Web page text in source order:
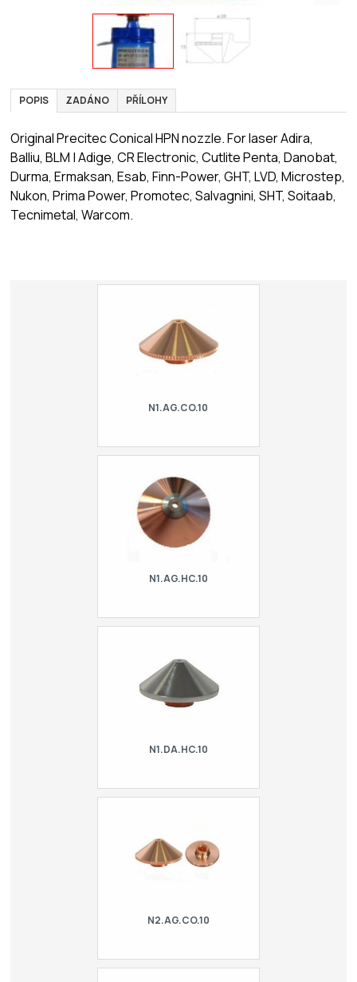
POPIS ZADÁNO PŘÍLOHY
Original Precitec Conical HPN nozzle. For laser Adira,
Balliu, BLM | Adige, CR Electronic, Cutlite Penta, Danobat,
Durma, Ermaksan, Esab, Finn-Power, GHT, LVD, Microstep,
Nukon, Prima Power, Promotec, Salvagnini, SHT, Soitaab,
Tecnimetal, Warcom.
N1.AG.CO.10
Durma, Ermaksan, Esab, Finn-Power,
GHT, LVD, …
N1.AG.HC.10
Ermaksa…
N1.DA.HC.10
N2.AG.CO.10